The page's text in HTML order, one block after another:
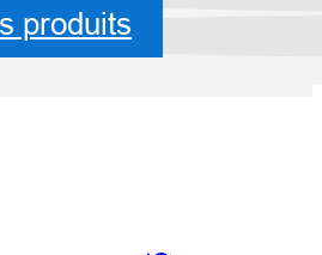
produits
2016